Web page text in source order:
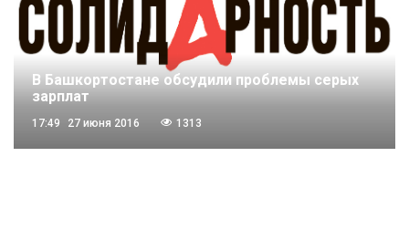
В Башкортостане обсудили проблемы серых
зарплат
17:49 27 июня 2016 1313